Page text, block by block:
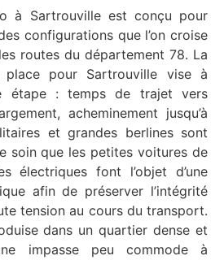
à Sartrouville est conçu pour
configurations que l’on croise
routes du département 78. La
place pour Sartrouville vise à
étape : temps de trajet vers
acheminement jusqu’à
et grandes berlines sont
soin que les petites voitures de
électriques font l’objet d’une
afin de préserver l’intégrité
tension au cours du transport.
dans un quartier dense et
impasse peu commode à